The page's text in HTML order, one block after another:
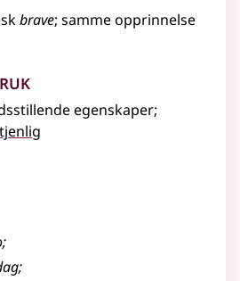
brave; samme opprinnelse
egenskaper;
tjenlig
;
;